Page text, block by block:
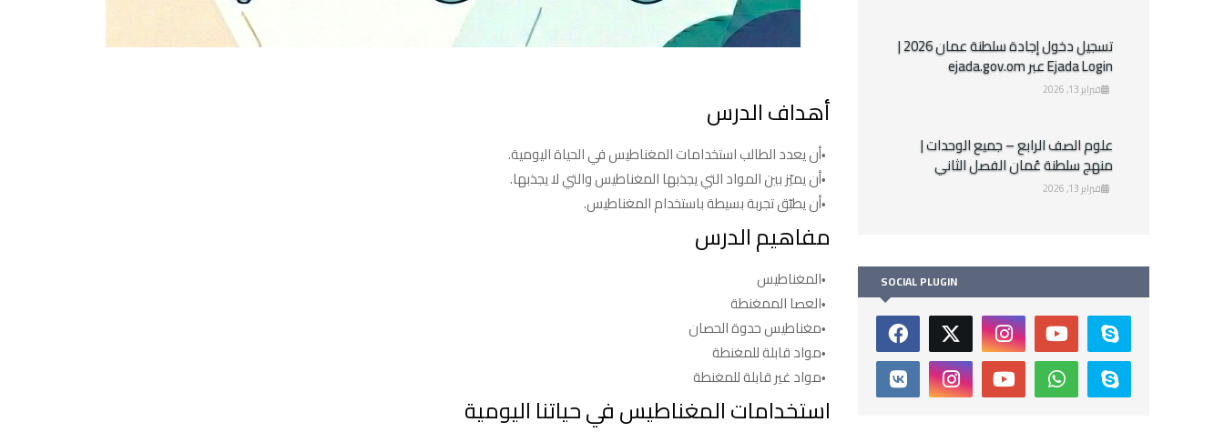
أهداف الدرس
أن يعدد الطالب استخدامات المغناطيس في الحياة اليومية.
أن يميّز بين المواد التي يجذبها المغناطيس والتي لا يجذبها.
أن يطبّق تجربة بسيطة باستخدام المغناطيس.
مفاهيم الدرس
المغناطيس
العصا الممغنطة
مغناطيس حدوة الحصان
مواد قابلة للمغنطة
مواد غير قابلة للمغنطة
استخدامات المغناطيس في حياتنا اليومية
تسجيل دخول إجادة سلطنة عمان 2026 |
Ejada Login عبر ejada.gov.om
فبراير 13, 2026
علوم الصف الرابع – جميع الوحدات |
منهج سلطنة عُمان الفصل الثاني
فبراير 13, 2026
SOCIAL PLUGIN